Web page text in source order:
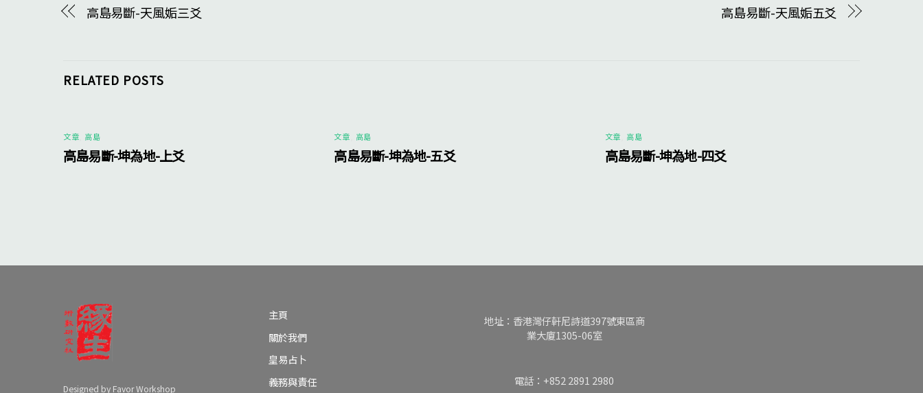
高島易斷-天風姤三爻 高島易斷-天風姤五爻
RELATED POSTS
文章 高島
高島易斷-坤為地-上爻
文章 高島
高島易斷-坤為地-五爻
文章 高島
高島易斷-坤為地-四爻
Designed by Favor Workshop
主頁
關於我們
皇易占卜
義務與責任
地址：香港灣仔軒尼詩道397號東區商
業大廈1305-06室
電話：+852 2891 2980